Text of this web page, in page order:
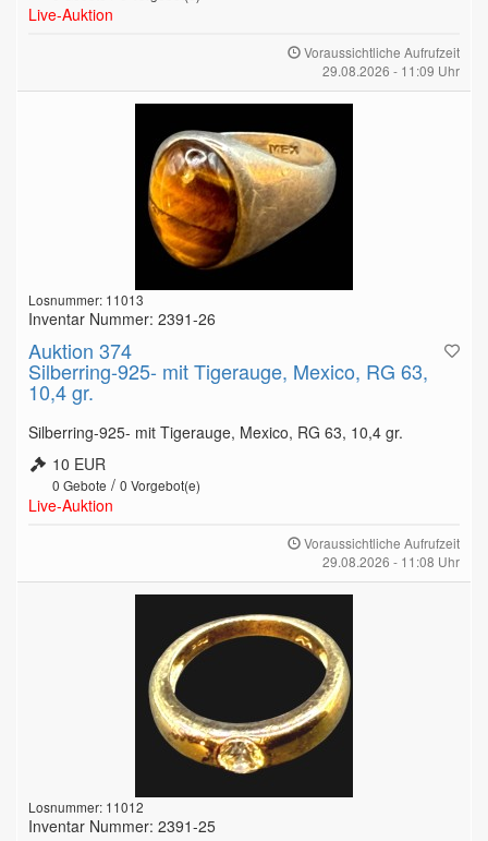
Live-Auktion
Voraussichtliche Aufrufzeit
29.08.2026 - 11:09 Uhr
Losnummer: 11013
Inventar Nummer: 2391-26
Auktion 374
Silberring-925- mit Tigerauge, Mexico, RG 63,
10,4 gr.
Silberring-925- mit Tigerauge, Mexico, RG 63, 10,4 gr.
10 EUR
0 Gebote / 0 Vorgebot(e)
Live-Auktion
Voraussichtliche Aufrufzeit
29.08.2026 - 11:08 Uhr
Losnummer: 11012
Inventar Nummer: 2391-25